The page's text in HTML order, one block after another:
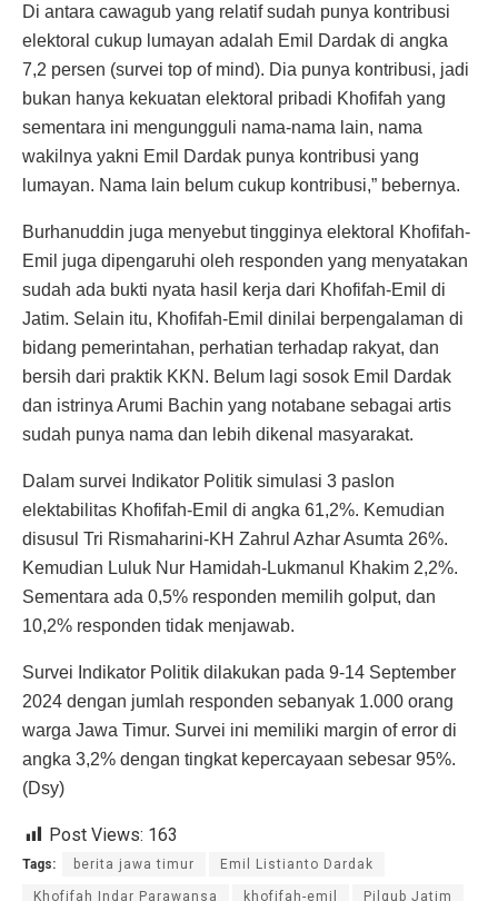
Di antara cawagub yang relatif sudah punya kontribusi
elektoral cukup lumayan adalah Emil Dardak di angka
7,2 persen (survei top of mind). Dia punya kontribusi, jadi
bukan hanya kekuatan elektoral pribadi Khofifah yang
sementara ini mengungguli nama-nama lain, nama
wakilnya yakni Emil Dardak punya kontribusi yang
lumayan. Nama lain belum cukup kontribusi,” bebernya.
Burhanuddin juga menyebut tingginya elektoral Khofifah-
Emil juga dipengaruhi oleh responden yang menyatakan
sudah ada bukti nyata hasil kerja dari Khofifah-Emil di
Jatim. Selain itu, Khofifah-Emil dinilai berpengalaman di
bidang pemerintahan, perhatian terhadap rakyat, dan
bersih dari praktik KKN. Belum lagi sosok Emil Dardak
dan istrinya Arumi Bachin yang notabane sebagai artis
sudah punya nama dan lebih dikenal masyarakat.
Dalam survei Indikator Politik simulasi 3 paslon
elektabilitas Khofifah-Emil di angka 61,2%. Kemudian
disusul Tri Rismaharini-KH Zahrul Azhar Asumta 26%.
Kemudian Luluk Nur Hamidah-Lukmanul Khakim 2,2%.
Sementara ada 0,5% responden memilih golput, dan
10,2% responden tidak menjawab.
Survei Indikator Politik dilakukan pada 9-14 September
2024 dengan jumlah responden sebanyak 1.000 orang
warga Jawa Timur. Survei ini memiliki margin of error di
angka 3,2% dengan tingkat kepercayaan sebesar 95%.
(Dsy)
Post Views: 163
Tags: berita jawa timur Emil Listianto Dardak
Khofifah Indar Parawansa khofifah-emil Pilgub Jatim